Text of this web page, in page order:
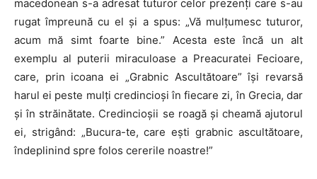
macedonean s-a adresat tuturor celor prezenți care s-au
rugat împreună cu el și a spus: „Vă mulțumesc tuturor,
acum mă simt foarte bine.” Acesta este încă un alt
exemplu al puterii miraculoase a Preacuratei Fecioare,
care, prin icoana ei „Grabnic Ascultătoare” își revarsă
harul ei peste mulți credincioși în fiecare zi, în Grecia, dar
și în străinătate. Credincioșii se roagă și cheamă ajutorul
ei, strigând: „Bucura-te, care ești grabnic ascultătoare,
îndeplinind spre folos cererile noastre!”